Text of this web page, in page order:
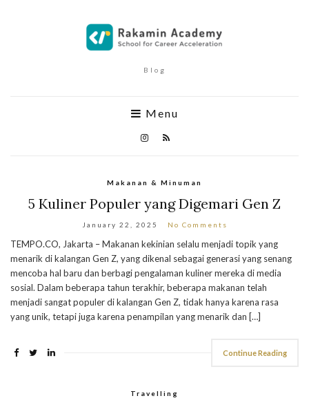
Blog
Menu
Makanan & Minuman
5 Kuliner Populer yang Digemari Gen Z
January 22, 2025 No Comments
TEMPO.CO, Jakarta – Makanan kekinian selalu menjadi topik yang
menarik di kalangan Gen Z, yang dikenal sebagai generasi yang senang
mencoba hal baru dan berbagi pengalaman kuliner mereka di media
sosial. Dalam beberapa tahun terakhir, beberapa makanan telah
menjadi sangat populer di kalangan Gen Z, tidak hanya karena rasa
yang unik, tetapi juga karena penampilan yang menarik dan […]
Continue Reading
Travelling